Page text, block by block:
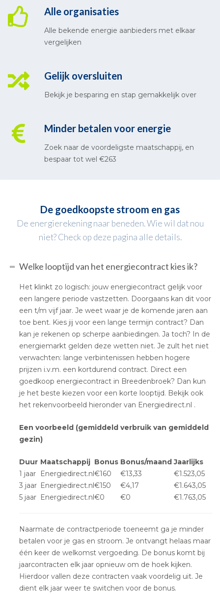
Alle organisaties
Alle bekende energie aanbieders met elkaar
vergelijken
Gelijk oversluiten
Bekijk je besparing en stap gemakkelijk over
Minder betalen voor energie
Zoek naar de voordeligste maatschappij, en
bespaar tot wel €263
De goedkoopste stroom en gas
De energierekening naar beneden. Wie wil dat nou
niet? Check op deze pagina alle details.
Welke looptijd van het energiecontract kies ik?
Het klinkt zo logisch: jouw energiecontract gelijk voor
een langere periode vastzetten. Doorgaans kan dit voor
een t/m vijf jaar. Je weet waar je de komende jaren aan
toe bent. Kies jij voor een lange termijn contract? Dan
kan je rekenen op scherpe aanbiedingen. Ja toch? In de
energiemarkt gelden deze wetten niet. Je zult het niet
verwachten: lange verbintenissen hebben hogere
prijzen i.v.m. een kortdurend contract. Direct een
goedkoop energiecontract in Breedenbroek? Dan kun
je het beste kiezen voor een korte looptijd. Bekijk ook
het rekenvoorbeeld hieronder van Energiedirect.nl .
Een voorbeeld (gemiddeld verbruik van gemiddeld
gezin)
Duur Maatschappij Bonus Bonus/maand Jaarlijks
1 jaar
Energiedirect.nl€160 €13,33
€1.523,05
3 jaar Energiedirect.nl€150 €4,17
€1.643,05
5 jaar Energiedirect.nl€0 €0 €1.763,05
Naarmate de contractperiode toeneemt ga je minder
betalen voor je gas en stroom. Je ontvangt helaas maar
één keer de welkomst vergoeding. De bonus komt bij
jaarcontracten elk jaar opnieuw om de hoek kijken.
Hierdoor vallen deze contracten vaak voordelig uit. Je
dient elk jaar weer te switchen voor de bonus.